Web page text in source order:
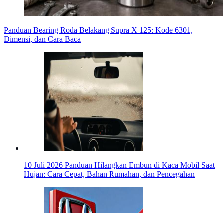
Panduan Bearing Roda Belakang Supra X 125: Kode 6301,
Dimensi, dan Cara Baca
10 Juli 2026 Panduan Hilangkan Embun di Kaca Mobil Saat
Hujan: Cara Cepat, Bahan Rumahan, dan Pencegahan